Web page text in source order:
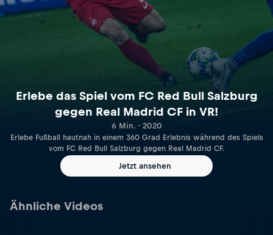
Erlebe das Spiel vom FC Red Bull Salzburg
gegen Real Madrid CF in VR!
6 Min. · 2020
Erlebe Fußball hautnah in einem 360 Grad Erlebnis während des Spiels
vom FC Red Bull Salzburg gegen Real Madrid CF.
Jetzt ansehen
Ähnliche Videos